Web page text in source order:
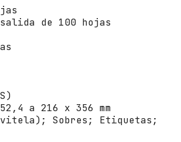
de 100 hojas
a 216 x 356 mm
Sobres; Etiquetas;